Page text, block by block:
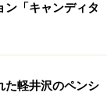
けます
市駒ヶ根高原
ずか40分足ら
ン「キャンディタ
た軽井沢のペンシ